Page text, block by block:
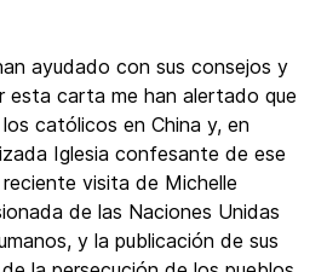
ayudado con sus consejos y
esta carta me han alertado que
católicos en China y, en
Iglesia confesante de ese
visita de Michelle
de las Naciones Unidas
y la publicación de sus